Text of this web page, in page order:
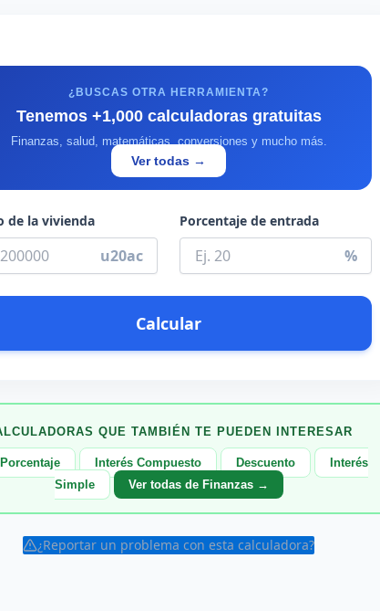
¿BUSCAS OTRA HERRAMIENTA?
Tenemos +1,000 calculadoras gratuitas
Finanzas, salud, matemáticas, conversiones y mucho más.
Ver todas →
de la vivienda
u20ac
Porcentaje de entrada
%
Calcular
QUE TAMBIÉN TE PUEDEN INTERESAR
Interés Compuesto Descuento
Interés
Simple
Ver todas de Finanzas →
¿Reportar un problema con esta calculadora?